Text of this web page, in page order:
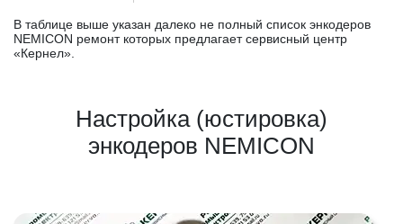
В таблице выше указан далеко не полный список энкодеров
NEMICON ремонт которых предлагает сервисный центр
«Кернел».
Настройка (юстировка)
энкодеров NEMICON